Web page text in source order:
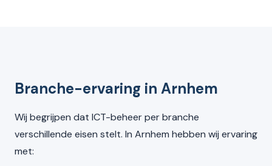
Branche-ervaring in Arnhem
Wij begrijpen dat ICT-beheer per branche
verschillende eisen stelt. In Arnhem hebben wij ervaring
met: